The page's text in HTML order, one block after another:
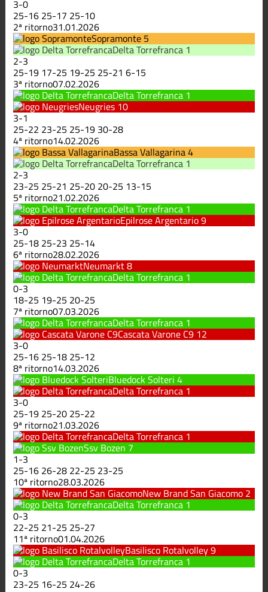
3-0
25-16 25-17 25-10
2ª ritorno31.01.2026
Sopramonte 5
Delta Torrefranca 1
2-3
25-19 17-25 19-25 25-21 6-15
3ª ritorno07.02.2026
Delta Torrefranca 1
Neugries 10
3-1
25-22 23-25 25-19 30-28
4ª ritorno14.02.2026
Bassa Vallagarina4
Delta Torrefranca 1
2-3
23-25 25-21 25-20 20-25 13-15
5ª ritorno21.02.2026
Delta Torrefranca 1
Epilrose Argentario9
3-0
25-18 25-23 25-14
6ª ritorno28.02.2026
Neumarkt8
Delta Torrefranca 1
0-3
18-25 19-25 20-25
7ª ritorno07.03.2026
Delta Torrefranca 1
Cascata Varone C9 12
3-0
25-16 25-18 25-12
8ª ritorno14.03.2026
Bluedock Solteri 4
Delta Torrefranca 1
3-0
25-19 25-20 25-22
9ª ritorno21.03.2026
Delta Torrefranca 1
Ssv Bozen 7
1-3
25-16 26-28 22-25 23-25
10ª ritorno28.03.2026
New Brand San Giacomo 2
Delta Torrefranca 1
0-3
22-25 21-25 25-27
11ª ritorno01.04.2026
Basilisco Rotalvolley9
Delta Torrefranca 1
0-3
23-25 16-25 24-26